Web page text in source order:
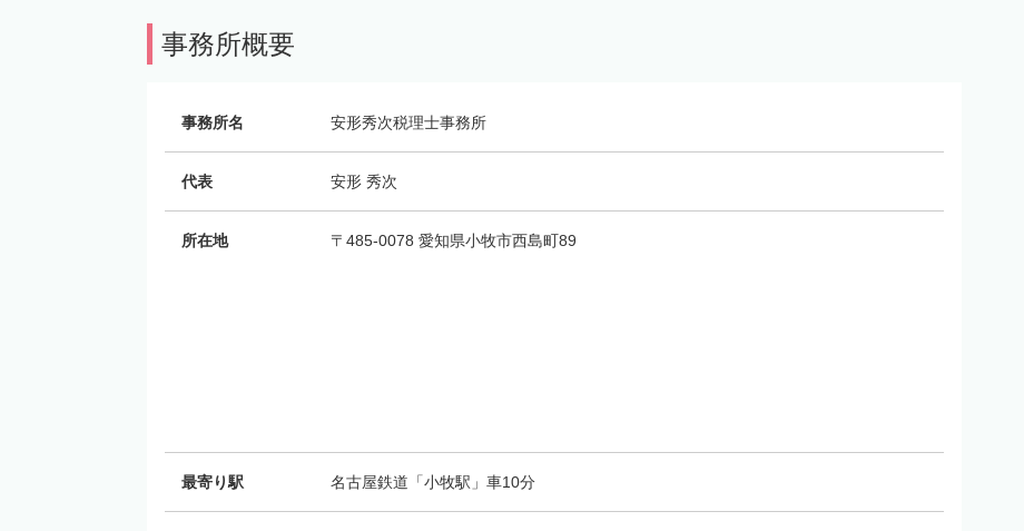
事務所概要
事務所名 安形秀次税理士事務所
代表 安形 秀次
所在地 〒485-0078 愛知県小牧市西島町89
最寄り駅 名古屋鉄道「小牧駅」車10分